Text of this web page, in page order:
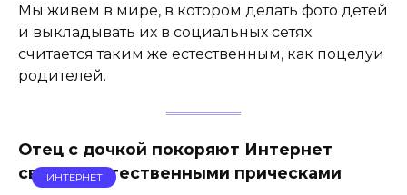
Мы живем в мире, в котором делать фото детей
и выкладывать их в социальных сетях
считается таким же естественным, как поцелуи
родителей.
Отец с дочкой покоряют Интернет
своими естественными прическами
ИНТЕРНЕТ